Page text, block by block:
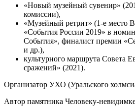
«Новый музейный сувенир»
комиссии),
«Музейный ретрит» (1-е место
«События России 2019» в
События», финалист премии
и др.),
культурного маршрута Совета
сражений» (2021).
Организатор УХО (Уральского
Автор памятника Человеку-